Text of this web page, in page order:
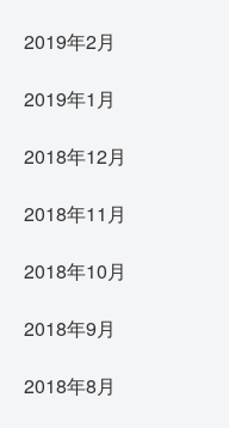
2019年2月
2019年1月
2018年12月
2018年11月
2018年10月
2018年9月
2018年8月